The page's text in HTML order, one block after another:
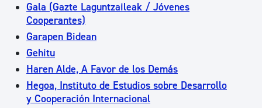
Gala (Gazte Laguntzaileak / Jóvenes
Cooperantes)
Garapen Bidean
Gehitu
Haren Alde, A Favor de los Demás
Hegoa, Instituto de Estudios sobre Desarrollo
y Cooperación Internacional